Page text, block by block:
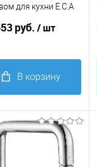
для кухни E.C.A
руб./ шт
В корзину
в 1
Сравнение